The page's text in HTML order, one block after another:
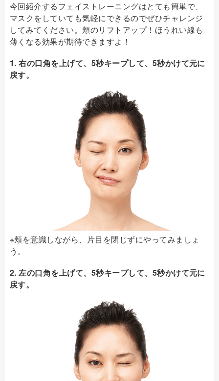
今回紹介するフェイストレーニングはとても簡単で、
マスクをしていても気軽にできるのでぜひチャレンジ
してみてください。頬のリフトアップ！ほうれい線も
薄くなる効果が期待できますよ！
1. 右の口角を上げて、5秒キープして、5秒かけて元に
戻す。
※頬を意識しながら、片目を閉じずにやってみましょ
う。
2. 左の口角を上げて、5秒キープして、5秒かけて元に
戻す。